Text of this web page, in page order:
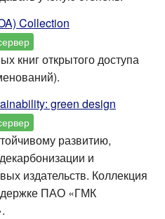
Collection
книг открытого доступа
green design
развитию,
и
издательств. Коллекция
ПАО «ГМК